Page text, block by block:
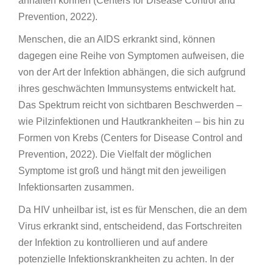
Prevention, 2022).
Menschen, die an AIDS erkrankt sind, können
dagegen eine Reihe von Symptomen aufweisen, die
von der Art der Infektion abhängen, die sich aufgrund
ihres geschwächten Immunsystems entwickelt hat.
Das Spektrum reicht von sichtbaren Beschwerden –
wie Pilzinfektionen und Hautkrankheiten – bis hin zu
Formen von Krebs (Centers for Disease Control and
Prevention, 2022). Die Vielfalt der möglichen
Symptome ist groß und hängt mit den jeweiligen
Infektionsarten zusammen.
Da HIV unheilbar ist, ist es für Menschen, die an dem
Virus erkrankt sind, entscheidend, das Fortschreiten
der Infektion zu kontrollieren und auf andere
potenzielle Infektionskrankheiten zu achten. In der